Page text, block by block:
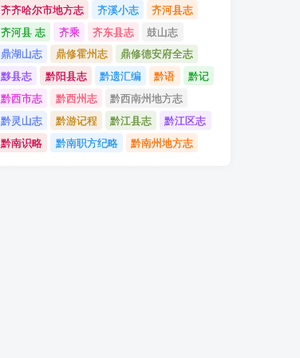
齐齐哈尔市地方志
齐溪小志
齐河县志
齐河县 志
齐乘 齐东县志
鼓山志
鼎湖山志
鼎修霍州志
鼎修德安府全志
黟县志
黔阳县志 黔遗汇编 黔语
黔记
黔西市志
黔西州志
黔西南州地方志
黔灵山志
黔游记程 黔江县志
黔江区志
黔南识略
黔南职方纪略 黔南州地方志